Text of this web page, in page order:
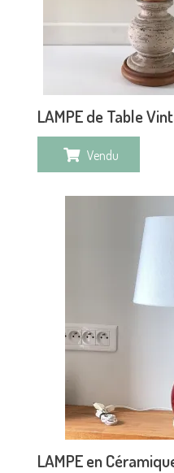
LAMPE de Table
Vendu
LAMPE en